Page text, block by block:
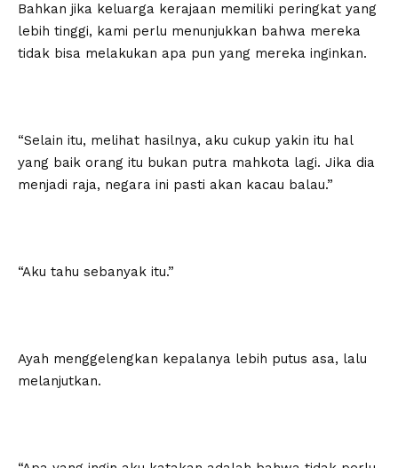
Bahkan jika keluarga kerajaan memiliki peringkat yang
lebih tinggi, kami perlu menunjukkan bahwa mereka
tidak bisa melakukan apa pun yang mereka inginkan.
“Selain itu, melihat hasilnya, aku cukup yakin itu hal
yang baik orang itu bukan putra mahkota lagi. Jika dia
menjadi raja, negara ini pasti akan kacau balau.”
“Aku tahu sebanyak itu.”
Ayah menggelengkan kepalanya lebih putus asa, lalu
melanjutkan.